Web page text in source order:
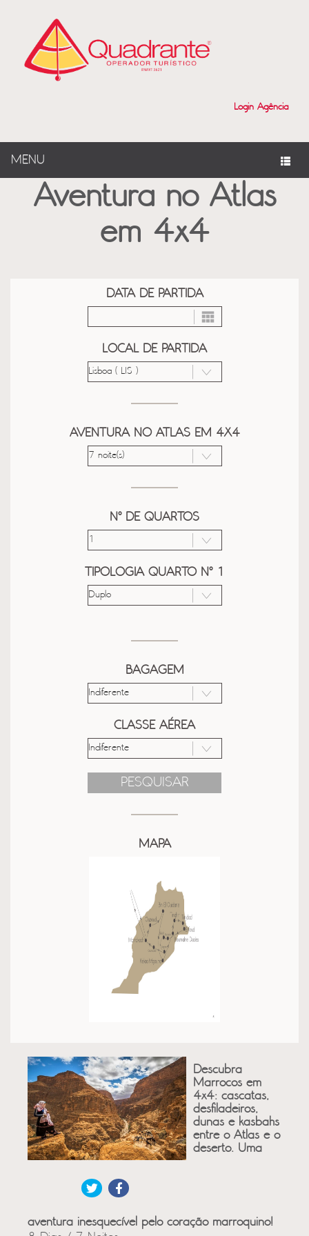
Login Agência
MENU
Aventura no Atlas
em 4x4
DATA DE PARTIDA
LOCAL DE PARTIDA
AVENTURA NO ATLAS EM 4X4
Nº DE QUARTOS
TIPOLOGIA QUARTO Nº 1
BAGAGEM
CLASSE AÉREA
PESQUISAR
MAPA
Descubra
Marrocos em
4x4: cascatas,
desfiladeiros,
dunas e kasbahs
entre o Atlas e o
deserto. Uma
aventura inesquecível pelo coração marroquino!